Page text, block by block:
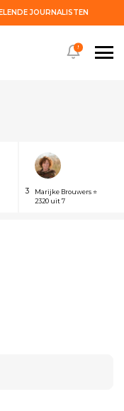
JOURNALISTEN
3
Marijke Brouwers ⭐
2320 uit 7
!